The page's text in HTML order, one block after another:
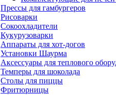
Прессы для гамбургеров
Рисоварки
Сокоохладители
Кукурузоварки
Аппараты для хот-догов
Установки Шаурма
Аксессуары для теплового
Темперы для шоколада
Столы для пиццы
Фритюрницы